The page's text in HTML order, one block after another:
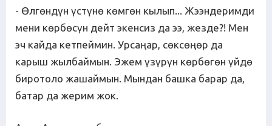
- Өлгөндүн үстүнө көмгөн кылып... Жээндеримди
мени көрбөсүн дейт экенсиз да ээ, жезде?! Мен
эч кайда кетпеймин. Урсаңар, сөксөңөр да
карыш жылбаймын. Эжем үзүрүн көрбөгөн үйдө
биротоло жашаймын. Мындан башка барар да,
батар да жерим жок.